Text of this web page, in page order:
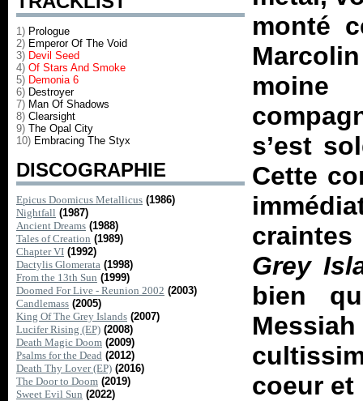
1) Prologue
2) Emperor Of The Void
3) Devil Seed
4) Of Stars And Smoke
5) Demonia 6
6) Destroyer
7) Man Of Shadows
8) Clearsight
9) The Opal City
10) Embracing The Styx
DISCOGRAPHIE
Epicus Doomicus Metallicus (1986)
Nightfall (1987)
Ancient Dreams (1988)
Tales of Creation (1989)
Chapter VI (1992)
Dactylis Glomerata (1998)
From the 13th Sun (1999)
Doomed For Live - Reunion 2002 (2003)
Candlemass (2005)
King Of The Grey Islands (2007)
Lucifer Rising (EP) (2008)
Death Magic Doom (2009)
Psalms for the Dead (2012)
Death Thy Lover (EP) (2016)
The Door to Doom (2019)
Sweet Evil Sun (2022)
monté
s’est
Cette
Grey
bien
coeur et